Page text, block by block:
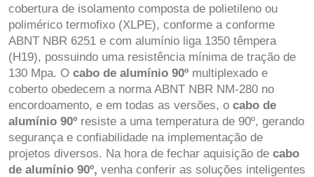
cobertura de isolamento composta de polietileno ou
polimérico termofixo (XLPE), conforme a conforme
ABNT NBR 6251 e com alumínio liga 1350 têmpera
(H19), possuindo uma resistência mínima de tração de
130 Mpa. O cabo de alumínio 90º multiplexado e
coberto obedecem a norma ABNT NBR NM-280 no
encordoamento, e em todas as versões, o cabo de
alumínio 90º resiste a uma temperatura de 90º, gerando
segurança e confiabilidade na implementação de
projetos diversos. Na hora de fechar aquisição de cabo
de alumínio 90º, venha conferir as soluções inteligentes